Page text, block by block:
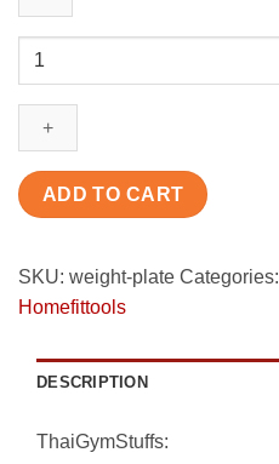
แผ่น
หนัก
HFT
Plate
quantity
ADD TO CART
SKU: weight-plate Categories:
Homefittools
DESCRIPTION
ThaiGymStuffs: